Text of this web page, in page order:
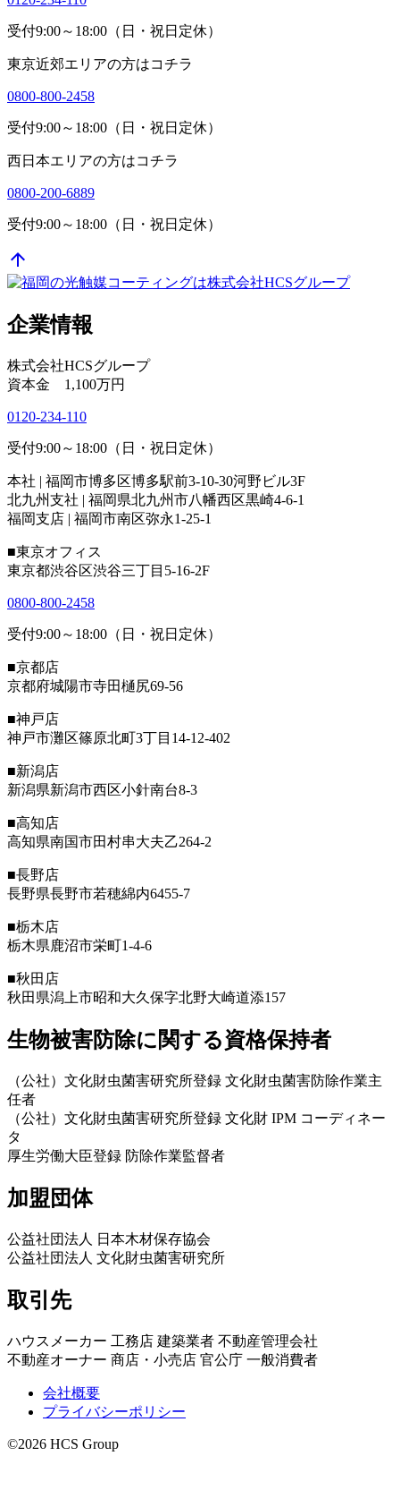
受付9:00～18:00（日・祝日定休）
東京近郊エリアの方はコチラ
0800-800-2458
受付9:00～18:00（日・祝日定休）
西日本エリアの方はコチラ
0800-200-6889
受付9:00～18:00（日・祝日定休）
arrow_upward
企業情報
株式会社HCSグループ
資本金 1,100万円
0120-234-110
受付9:00～18:00（日・祝日定休）
本社 | 福岡市博多区博多駅前3-10-30河野ビル3F
北九州支社 | 福岡県北九州市八幡西区黒崎4-6-1
福岡支店 | 福岡市南区弥永1-25-1
■東京オフィス
東京都渋谷区渋谷三丁目5-16-2F
0800-800-2458
受付9:00～18:00（日・祝日定休）
■京都店
京都府城陽市寺田樋尻69-56
■神戸店
神戸市灘区篠原北町3丁目14-12-402
■新潟店
新潟県新潟市西区小針南台8-3
■高知店
高知県南国市田村串大夫乙264-2
■長野店
長野県長野市若穂綿内6455-7
■栃木店
栃木県鹿沼市栄町1-4-6
■秋田店
秋田県潟上市昭和大久保字北野大崎道添157
生物被害防除に関する資格保持者
（公社）文化財虫菌害研究所登録 文化財虫菌害防除作業主
任者
（公社）文化財虫菌害研究所登録 文化財 IPM コーディネー
タ
厚生労働大臣登録 防除作業監督者
加盟団体
公益社団法人 日本木材保存協会
公益社団法人 文化財虫菌害研究所
取引先
ハウスメーカー 工務店 建築業者 不動産管理会社
不動産オーナー 商店・小売店 官公庁 一般消費者
会社概要
プライバシーポリシー
©2026 HCS Group